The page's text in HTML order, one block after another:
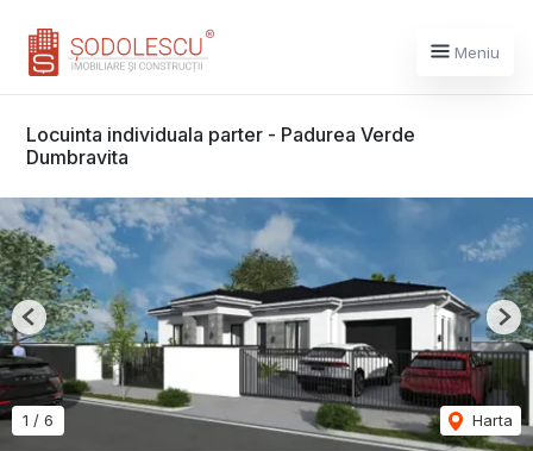
Meniu
Locuinta individuala parter - Padurea Verde
Dumbravita
1 / 6 Harta
Previous